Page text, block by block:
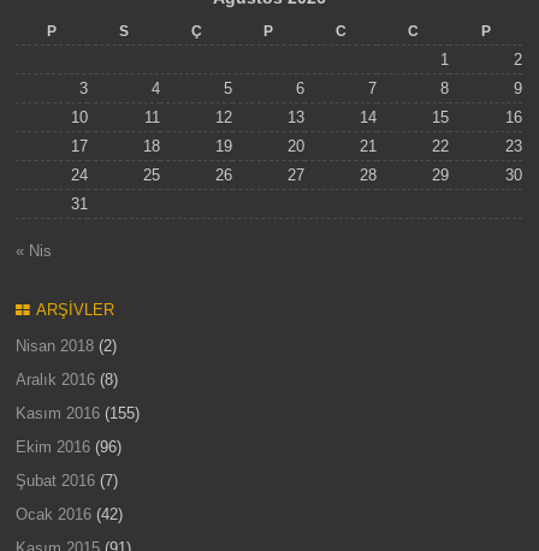
P S Ç P C C P
1
2
3
4 5 6 7 8
9
10
11 12 13 14 15
16
17
18 19 20 21 22
23
24
25 26 27 28 29
30
31
« Nis
ARŞIVLER
Nisan 2018 (2)
Aralık 2016 (8)
Kasım 2016 (155)
Ekim 2016 (96)
Şubat 2016 (7)
Ocak 2016 (42)